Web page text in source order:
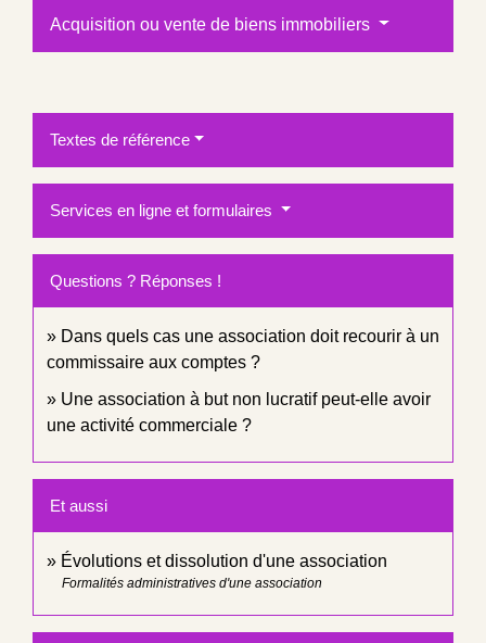
Acquisition ou vente de biens immobiliers
Textes de référence
Services en ligne et formulaires
Questions ? Réponses !
Dans quels cas une association doit recourir à un
commissaire aux comptes ?
Une association à but non lucratif peut-elle avoir
une activité commerciale ?
Et aussi
Évolutions et dissolution d'une association
Formalités administratives d'une association